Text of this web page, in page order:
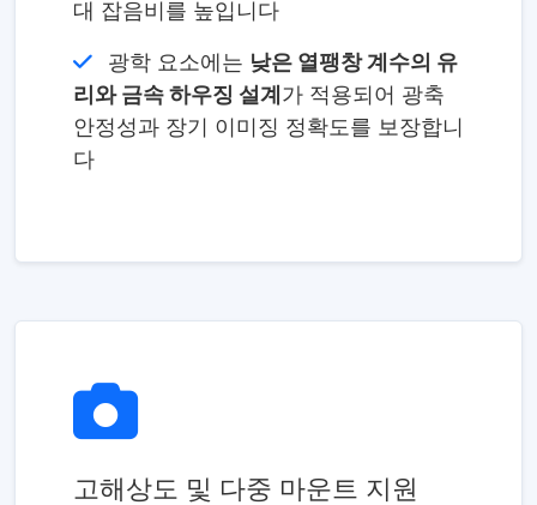
대 잡음비를 높입니다
광학 요소에는 낮은 열팽창 계수의 유
리와 금속 하우징 설계가 적용되어 광축
안정성과 장기 이미징 정확도를 보장합니
다
고해상도 및 다중 마운트 지원